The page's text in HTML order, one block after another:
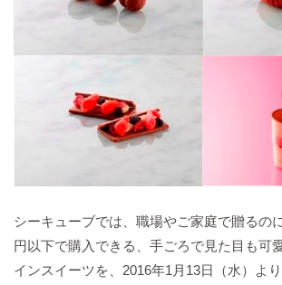
シーキューブでは、職場やご家庭で贈るの
円以下で購入できる、手ごろで見た目も可
インスイーツを、2016年1月13日（水）よ